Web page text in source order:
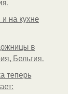
на кухне
в
Бельгия.
теперь